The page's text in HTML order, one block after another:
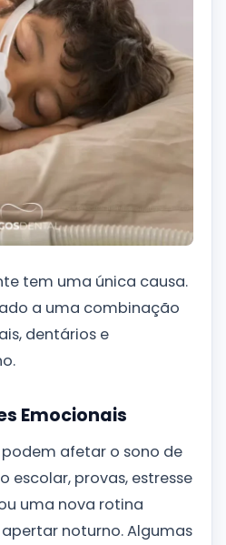
tem uma única causa.
a uma combinação
dentários e
Emocionais
afetar o sono de
escolar, provas, estresse
uma nova rotina
noturno. Algumas